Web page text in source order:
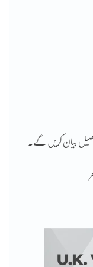
بیان کریں گے۔